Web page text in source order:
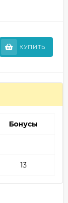
КУПИТЬ
Бонусы
13